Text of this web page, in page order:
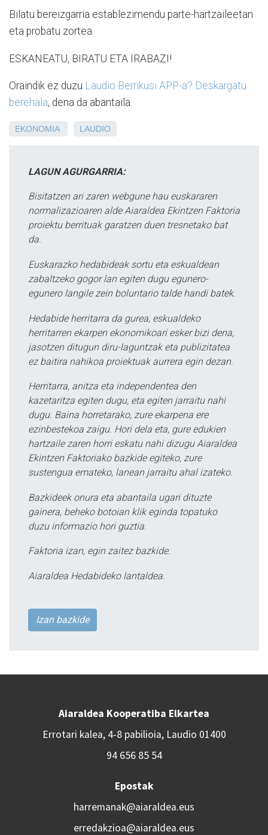
Bilatu bereizgarria establezimendu parte-hartzaileetan
eta probatu zortea
ESKANEATU, BIRATU ETA IRABAZI!
Oraindik ez duzu Laudio Berrikusi APP-a? Deskargatu
berehala, dena da abantaila.
EKONOMIA LAUDIO
LAGUN AGURGARRIA:
Bisitatzen ari zaren webgune hau euskararen
normalizazioaren alde Aiaraldea Ekintzen Faktoria
proiektu berrituak garatzen duen tresnetako bat
da.
Euskarazko hedabideak sortu eta eskualdean
zabaltzeko gogor lan egiten dugu egunero-
egunero langile zein boluntario talde handi batek.
Hedabide herritarra da gurea, eskualdeko
herritarren ekarpen ekonomikoari esker bizi dena,
jasotzen ditugun diru-laguntzak eta publizitatea
ez baitira nahikoa proiektuak aurrera egin dezan.
Herritarra, anitza eta independentea den
kazetaritza egiten dugu, eta egiten jarraitu nahi
dugu. Baina horretarako, zure ekarpena ere
ezinbestekoa zaigu. Hori dela eta, gure edukien
hartzaile zaren horri eskatu nahi dizugu Aiaraldea
Ekintzen Faktoriako bazkide egiteko, zure
sustengua emateko, lanean jarraitu ahal izateko.
Bazkideek onura eta abantaila ugari dituzte
gainera, beheko botoian klik eginda topatuko
duzu informazio hori guztia.
Faktoria izan, egin zaitez bazkide.
Aiaraldea Hedabideko lantaldea.
Izan bazkide
Aiaraldea Kooperatiba Elkartea
Errotari kalea, 4-8 pabilioia, Laudio 01400
94 656 85 54
Epostak
harremanak@aiaraldea.eus
erredakzioa@aiaraldea.eus